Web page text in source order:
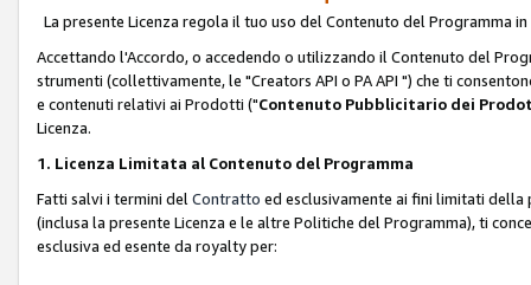
La presente Licenza regola il tuo uso del Contenuto del Programma
Accettando l'Accordo, o accedendo o utilizzando il Contenuto del
strumenti (collettivamente, le "Creators API o PA API ") che ti
e contenuti relativi ai Prodotti ("Contenuto Pubblicitario dei
Licenza.
1. Licenza Limitata al Contenuto del Programma
Fatti salvi i termini del Contratto ed esclusivamente ai fini limitati
(inclusa la presente Licenza e le altre Politiche del Programma), ti
esclusiva ed esente da royalty per: